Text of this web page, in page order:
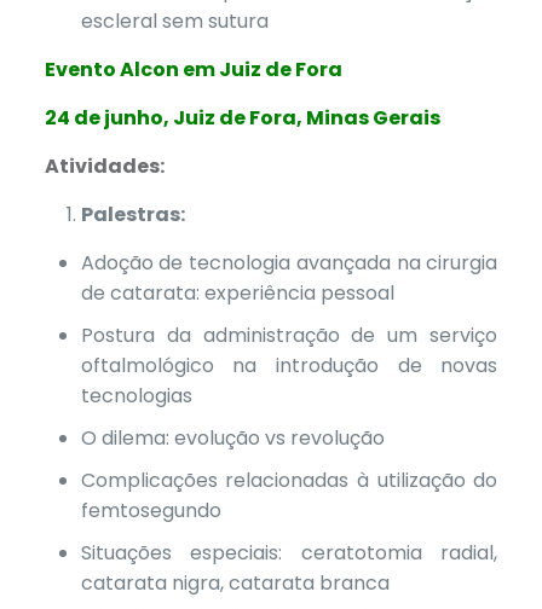
escleral sem sutura
Evento Alcon em Juiz de Fora
24 de junho, Juiz de Fora, Minas Gerais
Atividades:
Palestras:
Adoção de tecnologia avançada na cirurgia
de catarata: experiência pessoal
Postura da administração de um serviço
oftalmológico na introdução de novas
tecnologias
O dilema: evolução vs revolução
Complicações relacionadas à utilização do
femtosegundo
Situações especiais: ceratotomia radial,
catarata nigra, catarata branca